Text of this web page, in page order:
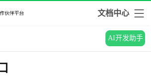
文档中心
AI开发助手